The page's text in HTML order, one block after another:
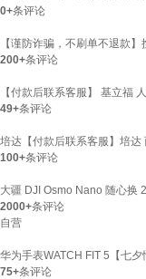
0+条评论
【谨防诈骗，不刷单不退款
200+条评论
【付款后联系客服】 基立福
49+条评论
培达【付款后联系客服】培
100+条评论
大疆 DJI Osmo Nano 随心换
2000+条评论
自营
华为手表WATCH FIT 5【七
75+条评论